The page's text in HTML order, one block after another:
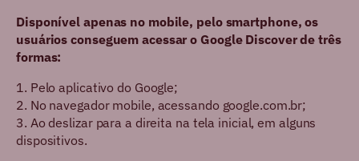
Disponível apenas no mobile, pelo smartphone, os
usuários conseguem acessar o Google Discover de três
formas:
1. Pelo aplicativo do Google;
2. No navegador mobile, acessando google.com.br;
3. Ao deslizar para a direita na tela inicial, em alguns
dispositivos.